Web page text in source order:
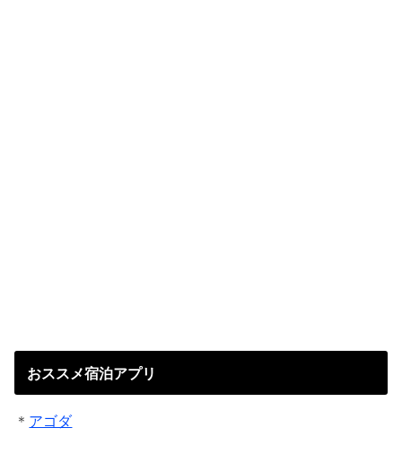
おススメ宿泊アプリ
＊ アゴダ